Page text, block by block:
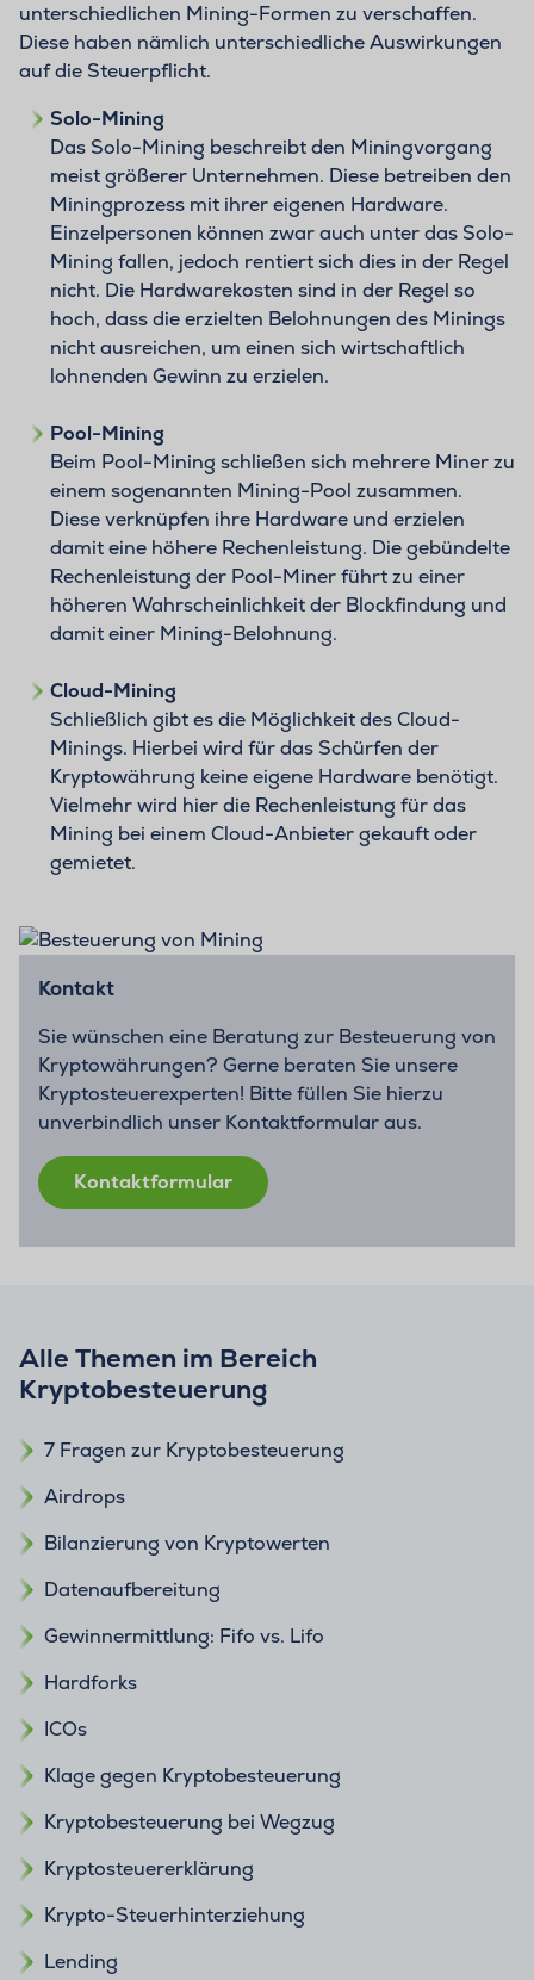
unterschiedlichen Mining-Formen zu verschaffen.
Diese haben nämlich unterschiedliche Auswirkungen
auf die Steuerpflicht.
Solo-Mining
Das Solo-Mining beschreibt den Miningvorgang
meist größerer Unternehmen. Diese betreiben den
Miningprozess mit ihrer eigenen Hardware.
Einzelpersonen können zwar auch unter das Solo-
Mining fallen, jedoch rentiert sich dies in der Regel
nicht. Die Hardwarekosten sind in der Regel so
hoch, dass die erzielten Belohnungen des Minings
nicht ausreichen, um einen sich wirtschaftlich
lohnenden Gewinn zu erzielen.
Pool-Mining
Beim Pool-Mining schließen sich mehrere Miner zu
einem sogenannten Mining-Pool zusammen.
Diese verknüpfen ihre Hardware und erzielen
damit eine höhere Rechenleistung. Die gebündelte
Rechenleistung der Pool-Miner führt zu einer
höheren Wahrscheinlichkeit der Blockfindung und
damit einer Mining-Belohnung.
Cloud-Mining
Schließlich gibt es die Möglichkeit des Cloud-
Minings. Hierbei wird für das Schürfen der
Kryptowährung keine eigene Hardware benötigt.
Vielmehr wird hier die Rechenleistung für das
Mining bei einem Cloud-Anbieter gekauft oder
gemietet.
Kontakt
Sie wünschen eine Beratung zur Besteuerung von
Kryptowährungen? Gerne beraten Sie unsere
Kryptosteuerexperten! Bitte füllen Sie hierzu
unverbindlich unser Kontaktformular aus.
Kontaktformular
Alle Themen im Bereich
Kryptobesteuerung
7 Fragen zur Kryptobesteuerung
Airdrops
Bilanzierung von Kryptowerten
Datenaufbereitung
Gewinnermittlung: Fifo vs. Lifo
Hardforks
ICOs
Klage gegen Kryptobesteuerung
Kryptobesteuerung bei Wegzug
Kryptosteuererklärung
Krypto-Steuerhinterziehung
Lending